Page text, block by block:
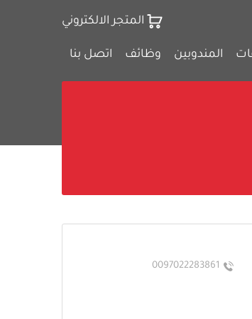
المتجر الالكتروني
المندوبين وظائف اتصل بنا
0097022283861